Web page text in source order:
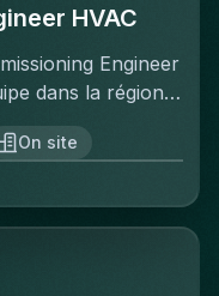
HVAC
Engineer
dans la région
fournirez une
de la mise en
HVAC
de
On site